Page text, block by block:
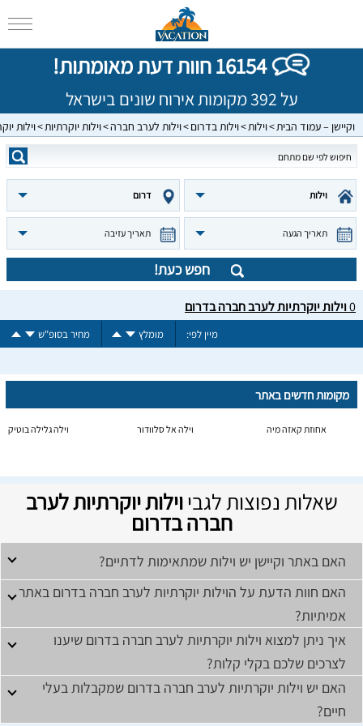
16154 חוות דעת מאומתות!
על 392 מקומות אירוח שונים בישראל
וקיישן – עמוד הבית וילות וילות בדרום וילות לערב חברה וילות יוקרתיות וילות
וילות דרום
תאריך הגעה תאריך עזיבה
חפש כעת!
0וילות יוקרתיות לערב חברה בדרום
מיין לפי: מומלץ מחיר בסופ"ש
מקומות חדשים באתר
אחוזת קאזה מיה וילה אל סלוודור וילה גלילה בוטיק
שאלות נפוצות לגביוילות יוקרתיות לערב
חברה בדרום
האם באתר וקיישן יש וילות שמתאימות לדתיים?
האם חוות הדעת על הוילות יוקרתיות לערב חברה בדרום באתר
אמיתיות?
איך ניתן למצוא וילות יוקרתיות לערב חברה בדרום שיענו
לצרכים שלכם בקלי קלות?
האם יש וילות יוקרתיות לערב חברה בדרום שמקבלות בעלי
חיים?